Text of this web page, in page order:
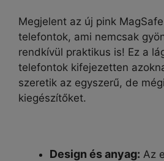
Megjelent az új pink
telefontok, ami nemcsak
rendkívül praktikus is! Ez a
telefontok kifejezetten
szeretik az egyszerű, de
kiegészítőket.
Design és anyag: Az